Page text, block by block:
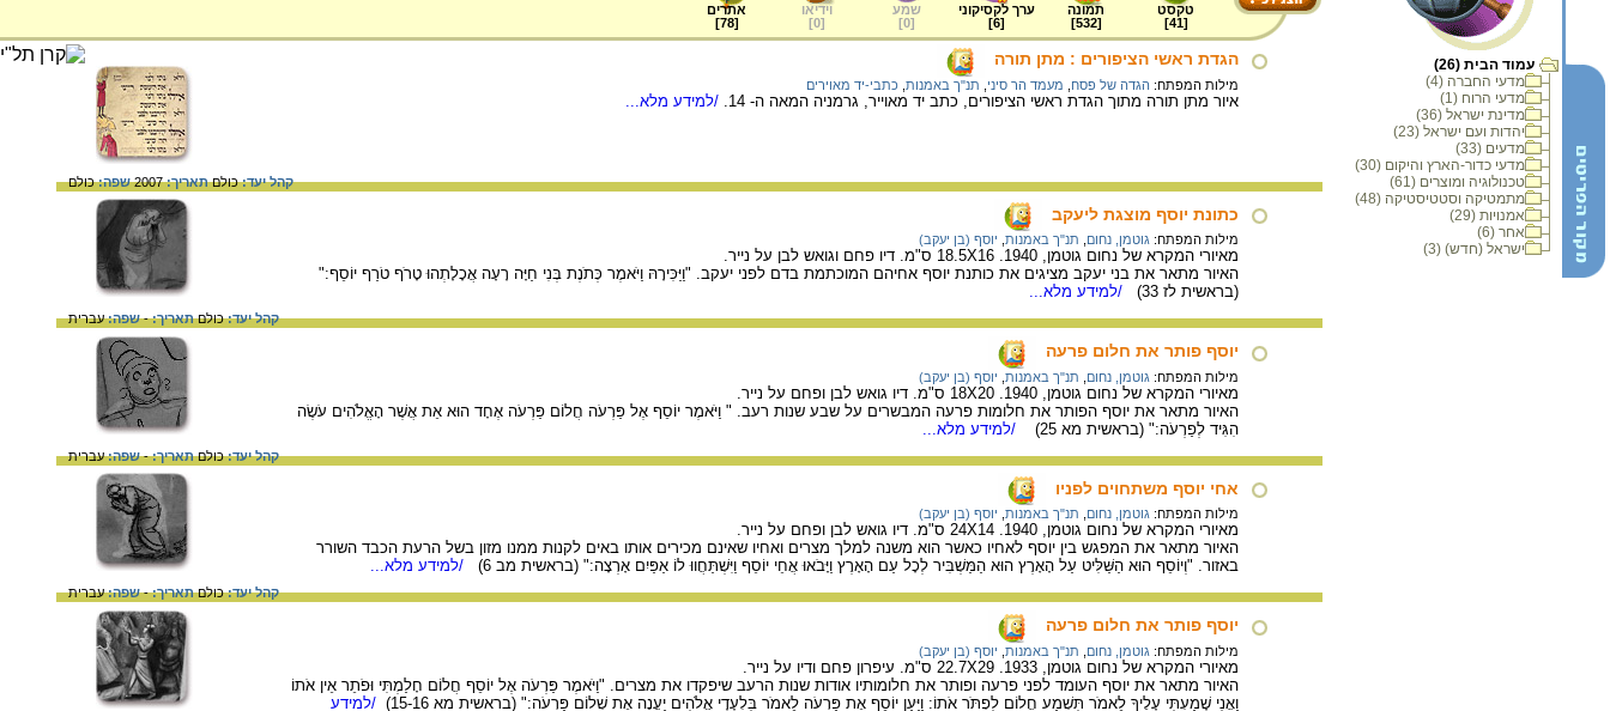
עמוד הבית (26)
מדעי החברה (4)
מדעי הרוח (1)
מדינת ישראל (36)
יהדות ועם ישראל (23)
מדעים (33)
מדעי כדור-הארץ והיקום (30)
טכנולוגיה ומוצרים (61)
מתמטיקה וסטטיסטיקה (48)
אמנויות (29)
אחר (6)
ישראל (חדש) (3)
טקסט
[
41
]
תמונה
[
532
]
ערך לקסיקוני
[
6
]
שמע
[
0
]
וידיאו
[
0
]
אתרים
[
78
]
הגדת ראשי הציפורים : מתן תורה
מילות המפתח: הגדה של פסח מעמד הר סיני תנ"ך באמנות כתבי-יד מאוירים
איור מתן תורה מתוך הגדת ראשי הציפורים, כתב יד מאוייר, גרמניה המאה ה- 14. /למידע מלא...
קהל יעד:כולםתאריך:2007 שפה:כולם
כתונת יוסף מוצגת ליעקב
מילות המפתח: גוטמן, נחום תנ"ך באמנות יוסף (בן יעקב)
מאיורי המקרא של נחום גוטמן, 1940. 18.5X16 ס"מ. דיו פחם וגואש לבן על נייר.
האיור מתאר את בני יעקב מציגים את כותנת יוסף אחיהם המוכתמת בדם לפני יעקב. "וַיַּכִּירָהּ וַיֹּאמֶר כְּתֹנֶת בְּנִי חַיָּה רָעָה אֲכָלָתְהוּ טָרֹף טֹרַף יוֹסֵף:"
(בראשית לז 33)
/למידע מלא...
קהל יעד:כולםתאריך:-שפה:עברית
יוסף פותר את חלום פרעה
מילות המפתח: גוטמן, נחום תנ"ך באמנות יוסף (בן יעקב)
מאיורי המקרא של נחום גוטמן, 1940. 18X20 ס"מ. דיו גואש לבן ופחם על נייר.
האיור מתאר את יוסף הפותר את חלומות פרעה המבשרים על שבע שנות רעב. " וַיֹּאמֶר יוֹסֵף אֶל פַּרְעֹה חֲלוֹם פַּרְעֹה אֶחָד הוּא אֵת אֲשֶׁר הָאֱלֹהִים עֹשֶׂה
הִגִּיד לְפַרְעֹה:" (בראשית מא 25)
/למידע מלא...
קהל יעד:כולםתאריך:-שפה:עברית
אחי יוסף משתחוים לפניו
מילות המפתח: גוטמן, נחום תנ"ך באמנות יוסף (בן יעקב)
מאיורי המקרא של נחום גוטמן, 1940. 24X14 ס"מ. דיו גואש לבן ופחם על נייר.
האיור מתאר את המפגש בין יוסף לאחיו כאשר הוא משנה למלך מצרים ואחיו שאינם מכירים אותו באים לקנות ממנו מזון בשל הרעת הכבד השורר
באזור. "וְיוֹסֵף הוּא הַשַּׁלִּיט עַל הָאָרֶץ הוּא הַמַּשְׁבִּיר לְכָל עַם הָאָרֶץ וַיָּבֹאוּ אֲחֵי יוֹסֵף וַיִּשְׁתַּחֲווּ לוֹ אַפַּיִם אָרְצָה:" (בראשית מב 6)
/למידע מלא...
קהל יעד:כולםתאריך:-שפה:עברית
יוסף פותר את חלום פרעה
מילות המפתח: גוטמן, נחום תנ"ך באמנות יוסף (בן יעקב)
מאיורי המקרא של נחום גוטמן, 1933. 22.7X29 ס"מ. עיפרון פחם ודיו על נייר.
האיור מתאר את יוסף העומד לפני פרעה ופותר את חלומותיו אודות שנות הרעב שיפקדו את מצרים. "וַיֹּאמֶר פַּרְעֹה אֶל יוֹסֵף חֲלוֹם חָלַמְתִּי וּפֹתֵר אֵין אֹתוֹ
וַאֲנִי שָׁמַעְתִּי עָלֶיךָ לֵאמֹר תִּשְׁמַע חֲלוֹם לִפְתֹּר אֹתוֹ: וַיַּעַן יוֹסֵף אֶת פַּרְעֹה לֵאמֹר בִּלְעָדָי אֱלֹהִים יַעֲנֶה אֶת שְׁלוֹם פַּרְעֹה:" (בראשית מא 15-16)
/למידע